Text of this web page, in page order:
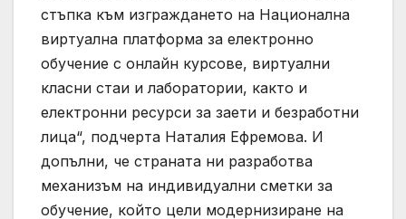
стъпка към изграждането на Национална
виртуална платформа за електронно
обучение с онлайн курсове, виртуални
класни стаи и лаборатории, както и
електронни ресурси за заети и безработни
лица“, подчерта Наталия Ефремова. И
допълни, че страната ни разработва
механизъм на индивидуални сметки за
обучение, който цели модернизиране на